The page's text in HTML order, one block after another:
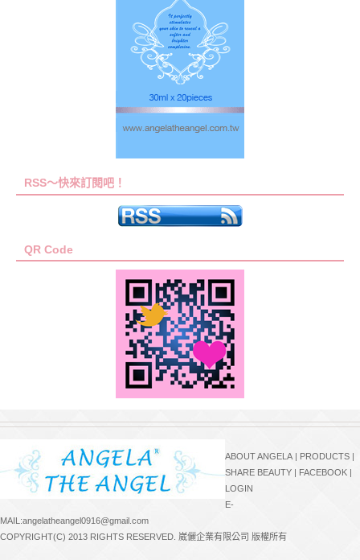
RSS～快來訂閱吧！
QR Code
ABOUT ANGELA PRODUCTS
SHARE BEAUTY
FACEBOOK
LOGIN
E-
MAIL:angelatheangel0916@gmail.com
COPYRIGHT(C) 2013 RIGHTS RESERVED. 崴儷企業有限公司 版權所有